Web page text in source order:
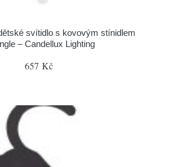
svítidlo s kovovým stínidlem
– Candellux Lighting
657 Kč